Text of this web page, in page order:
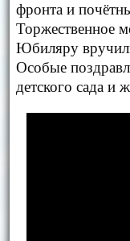
фронта и
Торжественное
Юбиляру
Особые
детского сада и